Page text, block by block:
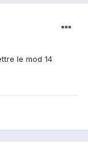
le mod 14